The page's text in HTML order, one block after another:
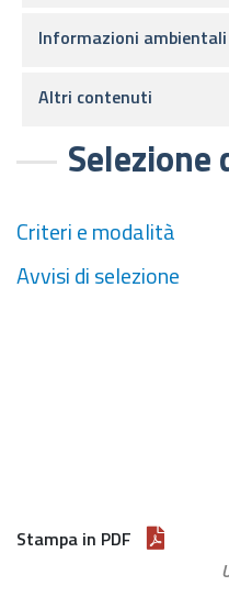
Selezione
Criteri e modalità
Avvisi di selezione
Stampa in PDF
Informazioni ambientali
Altri contenuti